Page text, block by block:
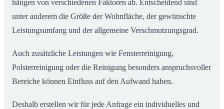
hängen von verschiedenen Faktoren ab. Entscheidend sind
unter anderem die Größe der Wohnfläche, der gewünschte
Leistungsumfang und der allgemeine Verschmutzungsgrad.
Auch zusätzliche Leistungen wie Fensterreinigung,
Polsterreinigung oder die Reinigung besonders anspruchsvoller
Bereiche können Einfluss auf den Aufwand haben.
Deshalb erstellen wir für jede Anfrage ein individuelles und